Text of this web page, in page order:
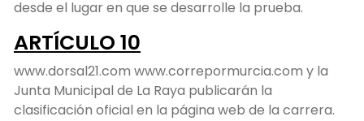
desde el lugar en que se desarrolle la prueba.
ARTÍCULO 10
www.dorsal21.com www.correpormurcia.com y la
Junta Municipal de La Raya publicarán la
clasificación oficial en la página web de la carrera.